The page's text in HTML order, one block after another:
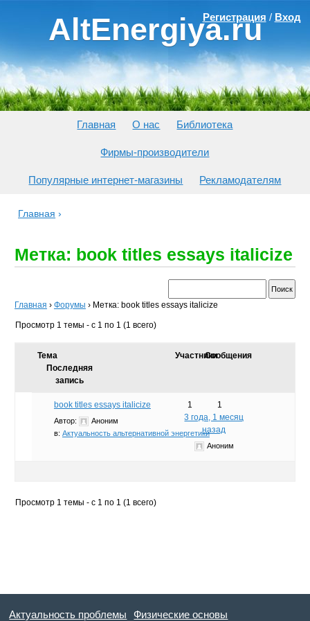
AltEnergiya.ru
Регистрация / Вход
Главная О нас Библиотека
Фирмы-производители
Популярные интернет-магазины Рекламодателям
Главная ›
Метка: book titles essays italicize
Главная › Форумы › Метка: book titles essays italicize
Просмотр 1 темы - с 1 по 1 (1 всего)
Тема УчастникиСообщения
Последняя
запись
book titles essays italicize
Автор:
Аноним
в: Актуальность альтернативной энергетики
1
1
3 года, 1 месяц
назад
Аноним
Просмотр 1 темы - с 1 по 1 (1 всего)
Актуальность проблемы Физические основы